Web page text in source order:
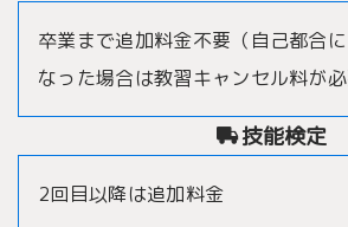
卒業まで追加料金不要（自己都合
なった場合は教習キャンセル料が必
技能検定
2回目以降は追加料金